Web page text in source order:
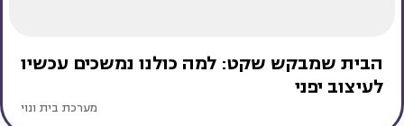
הבית שמבקש שקט: למה כולנו נמשכים עכשיו
לעיצוב יפני
מערכת בית ונוי